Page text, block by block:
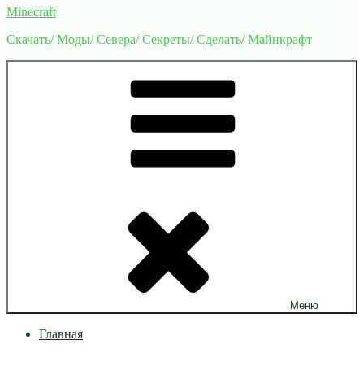
Minecraft
Скачать/ Моды/ Севера/ Секреты/ Сделать/ Майнкрафт
Меню
Главная